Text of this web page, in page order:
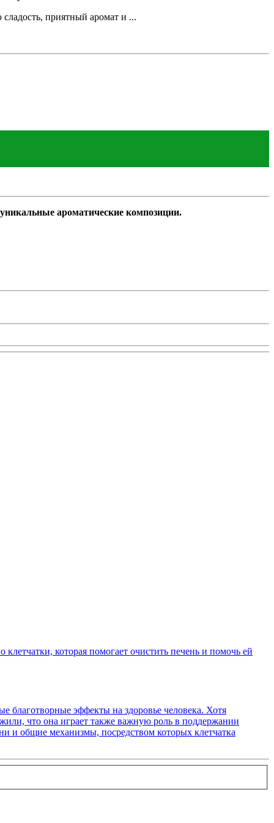
приятный аромат и ...
ароматические композиции.
которая помогает очистить печень и помочь ей
благотворные эффекты на здоровье человека. Хотя
что она играет также важную роль в поддержании
и общие механизмы, посредством которых клетчатка